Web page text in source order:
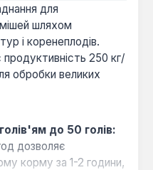
для
шляхом
і коренеплодів.
250 кг/
обробки великих
до 50 голів:
дозволяє
корму за 1-2 години,